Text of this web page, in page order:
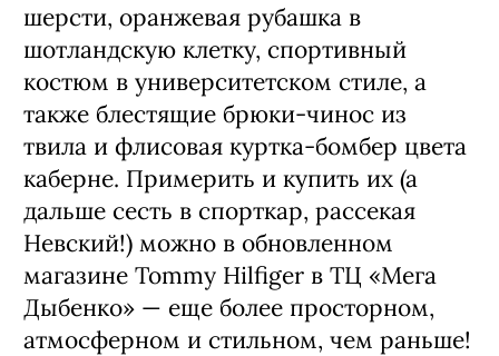
шерсти, оранжевая рубашка в
шотландскую клетку, спортивный
костюм в университетском стиле, а
также блестящие брюки-чинос из
твила и флисовая куртка-бомбер цвета
каберне. Примерить и купить их (а
дальше сесть в спорткар, рассекая
Невский!) можно в обновленном
магазине Tommy Hilfiger в ТЦ «Мега
Дыбенко» — еще более просторном,
атмосферном и стильном, чем раньше!